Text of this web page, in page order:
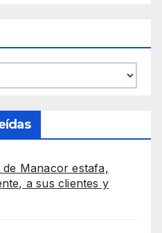
Manacor estafa,
a sus clientes y